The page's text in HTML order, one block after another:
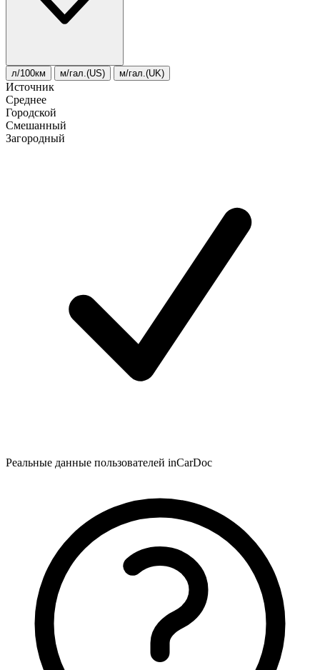
л/100км м/гал.(US) м/гал.(UK)
Источник
Среднее
Городской
Смешанный
Загородный
Реальные данные пользователей inCarDoc